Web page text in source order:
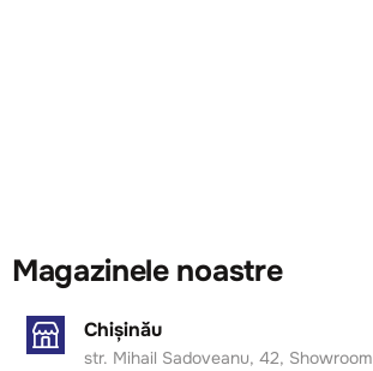
Magazinele noastre
Chișinău
str. Mihail Sadoveanu, 42, Showroom